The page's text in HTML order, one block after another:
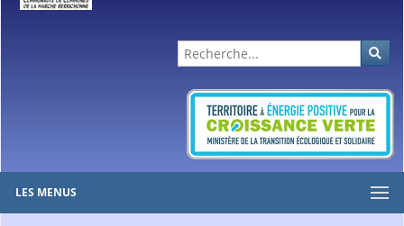
LES MENUS